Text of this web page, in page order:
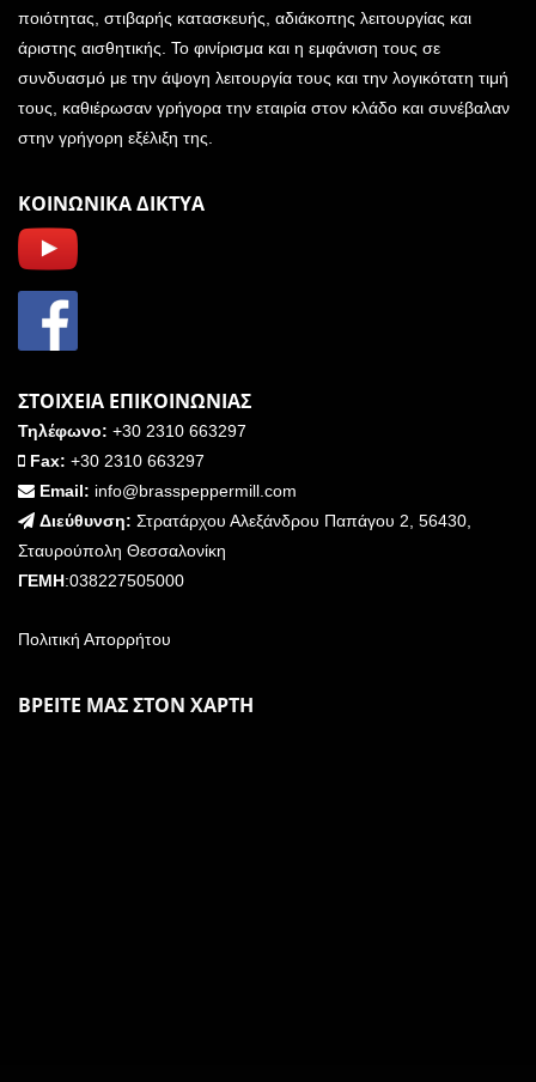
ποιότητας, στιβαρής κατασκευής, αδιάκοπης λειτουργίας και
άριστης αισθητικής. Το φινίρισμα και η εμφάνιση τους σε
συνδυασμό με την άψογη λειτουργία τους και την λογικότατη τιμή
τους, καθιέρωσαν γρήγορα την εταιρία στον κλάδο και συνέβαλαν
στην γρήγορη εξέλιξη της.
ΚΟΙΝΩΝΙΚΑ ΔΙΚΤΥΑ
ΣΤΟΙΧΕΙΑ ΕΠΙΚΟΙΝΩΝΙΑΣ
Τηλέφωνο: +30 2310 663297
Fax: +30 2310 663297
Email: info@brasspeppermill.com
Διεύθυνση: Στρατάρχου Αλεξάνδρου Παπάγου 2, 56430,
Σταυρούπολη Θεσσαλονίκη
ΓΕΜΗ:038227505000
Πολιτική Απορρήτου
ΒΡΕΙΤΕ ΜΑΣ ΣΤΟΝ ΧΑΡΤΗ